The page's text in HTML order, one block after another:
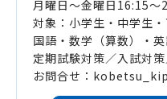
月曜日～金曜日16:15～
対象：小学生・中学生
国語・数学（算数）・
定期試験対策／入試対
お問合せ：